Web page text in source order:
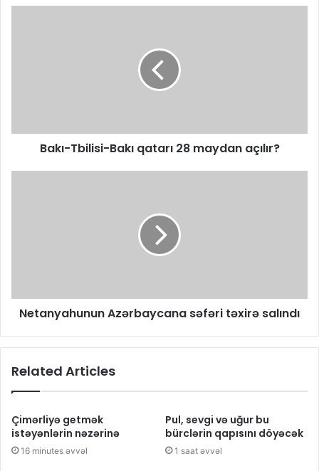
Bakı-Tbilisi-Bakı qatarı 28 maydan açılır?
Netanyahunun Azərbaycana səfəri təxirə salındı
Related Articles
Çimərliyə getmək
istəyənlərin nəzərinə
16 minutes əvvəl
Pul, sevgi və uğur bu
bürclərin qapısını döyəcək
1 saat əvvəl